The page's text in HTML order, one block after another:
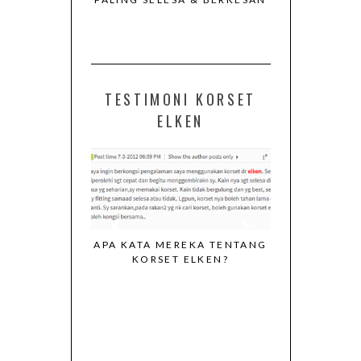
TESTIMONI KORSET
ELKEN
APA KATA MEREKA TENTANG
KORSET ELKEN?